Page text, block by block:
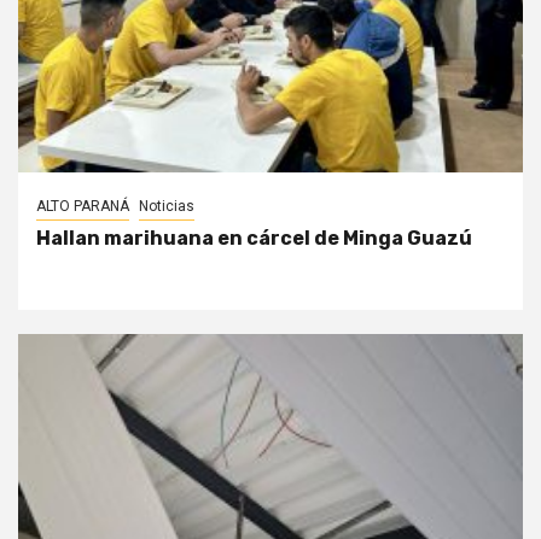
ALTO PARANÁ Noticias
Hallan marihuana en cárcel de Minga Guazú